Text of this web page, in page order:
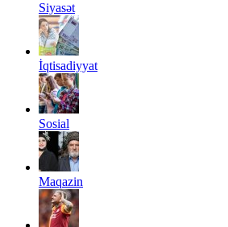
Siyasət
İqtisadiyyat
Sosial
Maqazin